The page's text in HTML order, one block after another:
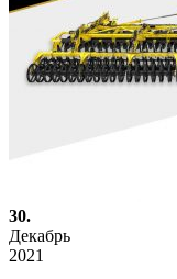
30.
Декабрь
2021